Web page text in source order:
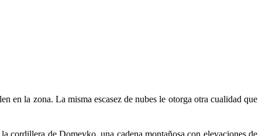
en la zona. La misma escasez de nubes le otorga otra cualidad que
de Domeyko, una cadena montañosa con elevaciones de